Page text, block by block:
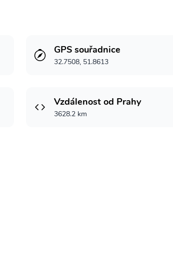
GPS souřadnice
32.7508, 51.8613
Vzdálenost od Prahy
3628.2 km